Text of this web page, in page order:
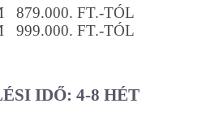
879.000. FT.-TÓL
999.000. FT.-TÓL
IDŐ: 4-8 HÉT